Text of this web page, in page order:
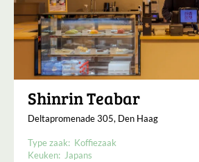
Shinrin Teabar
Deltapromenade 305, Den Haag
Type zaak: Koffiezaak
Keuken: Japans